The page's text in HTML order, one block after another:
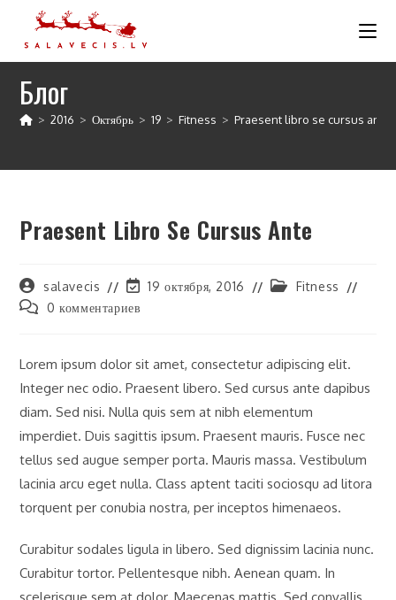
Перейти
Блог
> 2016 > Октябрь > 19 > Fitness > Praesent libro se cursus ante
Praesent Libro Se Cursus Ante
Автор
записи:
salavecis
Запись19 октября, 2016
РубрикаFitness
Комментарии
0 комментариев
Lorem ipsum dolor sit amet, consectetur adipiscing elit.
Integer nec odio. Praesent libero. Sed cursus ante dapibus
diam. Sed nisi. Nulla quis sem at nibh elementum
imperdiet. Duis sagittis ipsum. Praesent mauris. Fusce nec
tellus sed augue semper porta. Mauris massa. Vestibulum
lacinia arcu eget nulla. Class aptent taciti sociosqu ad litora
torquent per conubia nostra, per inceptos himenaeos.
Curabitur sodales ligula in libero. Sed dignissim lacinia nunc.
Curabitur tortor. Pellentesque nibh. Aenean quam. In